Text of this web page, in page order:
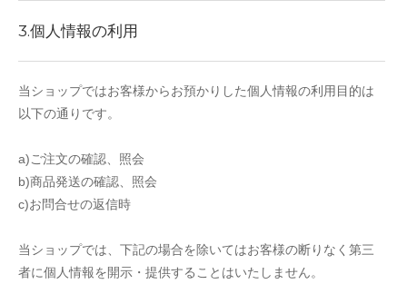
3.個人情報の利用
当ショップではお客様からお預かりした個人情報の利用目的は
以下の通りです。
a)ご注文の確認、照会
b)商品発送の確認、照会
c)お問合せの返信時
当ショップでは、下記の場合を除いてはお客様の断りなく第三
者に個人情報を開示・提供することはいたしません。